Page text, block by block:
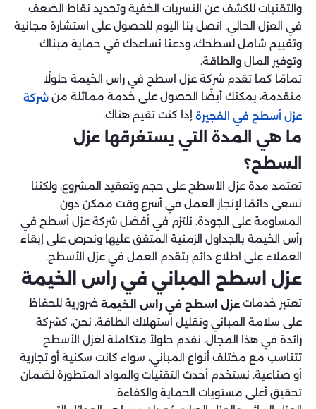
والتقنيات للكشف عن التسربات الخفية وتحديد نقاط الضعف
في العزل الحالي. اتصل بنا اليوم للحصول على استشارة مجانية
وتقييم شامل لسطحك، ودعنا نساعدك في حماية مبناك
وتوفير المال والطاقة.
تمامًا كما تقدم شركة عزل اسطح في راس الخيمة حلولًا
متقدمة، يمكنك أيضًا الحصول على خدمة مماثلة من شركة
عزل أسطح في الفجيرة إذا كنت تقيم هناك.
ما هي المدة التي يستغرقها عزل
السطح؟
تعتمد مدة عزل الأسطح على حجم وتعقيد المشروع، ولكننا
نسعى دائمًا لإنجاز العمل في أسرع وقت ممكن دون
المساومة على الجودة. نلتزم في أفضل شركة عزل أسطح في
رأس الخيمة بالجداول الزمنية المتفق عليها ونحرص على إبقاء
العملاء على اطلاع دائم بتقدم العمل في عزل الأسطح.
عزل اسطح المباني في راس الخيمة
تعتبر خدمات عزل اسطح في راس الخيمة ضرورية للحفاظ
على سلامة المباني وتقليل استهلاك الطاقة. نحن، كشركة
رائدة في هذا المجال، نقدم حلولاً متكاملة لعزل الأسطح
تتناسب مع مختلف أنواع المباني، سواء كانت سكنية أو تجارية
أو صناعية. نستخدم أحدث التقنيات والمواد المتطورة لضمان
تحقيق أعلى مستويات الحماية والكفاءة.